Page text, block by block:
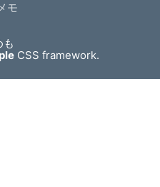
モ
も
CSS framework.